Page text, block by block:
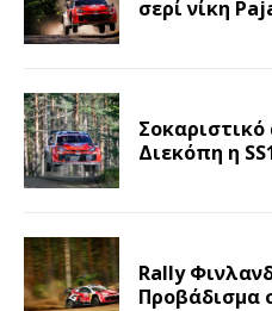
σερί νίκη
Διεκόπη η
Rally
Προβάδισμα